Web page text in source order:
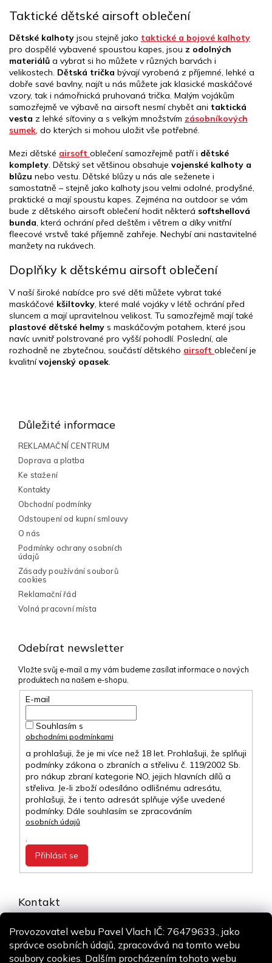
Provozovatel webu Pavel Vlach IČ: 76479633., jako
správce osobních údajů, zpracovává na tomto webu
soubory cookies. Dalším procházením tohoto webu
Taktické dětské airsoft oblečení
Dětské kalhoty jsou stejně jako taktické a bojové kalhoty
pro dospělé vybavené spoustou kapes, jsou z odolných
materiálů a vybrat si ho můžete v různých barvách i
velikostech. Dětská trička bývají vyrobená z příjemné, lehké a
dobře savé bavlny, najít u nás můžete jak klasické maskáčové
vzory, tak i námořnická pruhovaná trička. Malým vojákům
samozřejmě ve výbavě na airsoft nesmí chybět ani taktická
vesta z lehké síťoviny a s velkým množstvím zásobníkových
sumek, do kterých si mohou uložit vše potřebné.
Mezi dětské airsoft oblečení samozřejmě patří i dětské
komplety. Dětský set většinou obsahuje vojenské kalhoty a
blůzu nebo vestu. Dětské blůzy u nás ale seženete i
samostatně – stejně jako kalhoty jsou velmi odolné, prodyšné,
praktické a mají spoustu kapes. Zejména na outdoor se vám
bude z dětského airsoft oblečení hodit některá softshellová
bunda, která ochrání před deštěm i větrem a díky vnitřní
fleecové vrstvě také příjemně zahřeje. Nechybí ani nastavitelné
manžety na rukávech.
Doplňky k dětskému airsoft oblečení
V naší široké nabídce pro své děti můžete vybrat také
maskáčové kšiltovky, které malé vojáky v létě ochrání před
sluncem a mají upravitelnou velikost. Tu samozřejmě mají také
plastové dětské helmy s maskáčovým potahem, které jsou
navíc uvnitř polstrované pro vyšší pohodlí. Poslední, ale
rozhodně ne zbytečnou, součástí dětského airsoft oblečení je
kvalitnívojenský opasek.
Odebírat newsletter
Vložte svůj e-mail a my vám budeme zasílat informace o nových
produktech na našem e-shopu.
E-mail
Souhlasím s
obchodními podmínkami
a prohlašuji, že je mi více než 18 let. Prohlašuji, že splňuji
podmínky zákona o zbraních a střelivu č. 119/2002 Sb.
pro nákup zbraní kategorie NO, jejich hlavních dílů a
střeliva. Je-li zboží odesíláno odlišnému adresátu,
prohlašuji, že i tento adresát splňuje výše uvedené
podmínky. Dále souhlasím se zpracováním
osobních údajů
.
Přihlásit se
Kontakt
+420 775 106 530
Staň se fanouškem
Důležité informace
REKLAMAČNÍ CENTRUM
Doprava a platba
Ke stažení
Kontakty
Obchodní podmínky
Odstoupení od kupní smlouvy
O nás
Podmínky ochrany osobních
údajů
Zásady používání souborů
cookies
Reklamační řád
Volná pracovní místa